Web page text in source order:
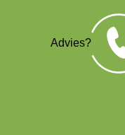
Advies?